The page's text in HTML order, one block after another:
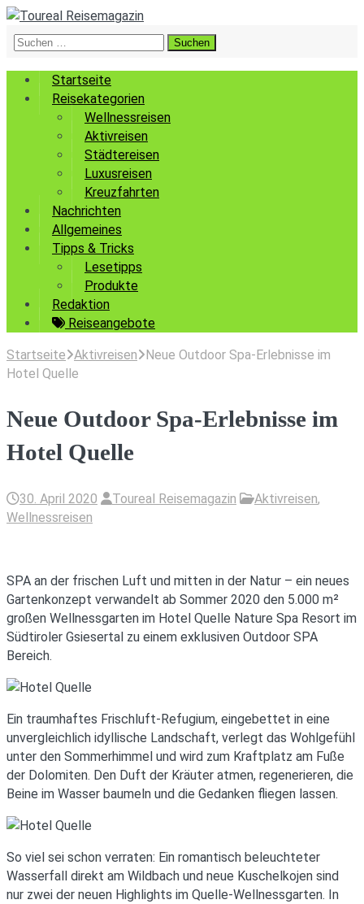
Suchen
Startseite
Reisekategorien
Wellnessreisen
Aktivreisen
Städtereisen
Luxusreisen
Kreuzfahrten
Nachrichten
Allgemeines
Tipps & Tricks
Lesetipps
Produkte
Redaktion
Reiseangebote
Startseite Aktivreisen
Neue Outdoor Spa-Erlebnisse im
Hotel Quelle
Neue Outdoor Spa-Erlebnisse im
Hotel Quelle
30. April 2020 Toureal Reisemagazin Aktivreisen,
Wellnessreisen
SPA an der frischen Luft und mitten in der Natur – ein neues
Gartenkonzept verwandelt ab Sommer 2020 den 5.000 m²
großen Wellnessgarten im Hotel Quelle Nature Spa Resort im
Südtiroler Gsiesertal zu einem exklusiven Outdoor SPA
Bereich.
Ein traumhaftes Frischluft-Refugium, eingebettet in eine
unvergleichlich idyllische Landschaft, verlegt das Wohlgefühl
unter den Sommerhimmel und wird zum Kraftplatz am Fuße
der Dolomiten. Den Duft der Kräuter atmen, regenerieren, die
Beine im Wasser baumeln und die Gedanken fliegen lassen.
So viel sei schon verraten: Ein romantisch beleuchteter
Wasserfall direkt am Wildbach und neue Kuschelkojen sind
nur zwei der neuen Highlights im Quelle-Wellnessgarten. In